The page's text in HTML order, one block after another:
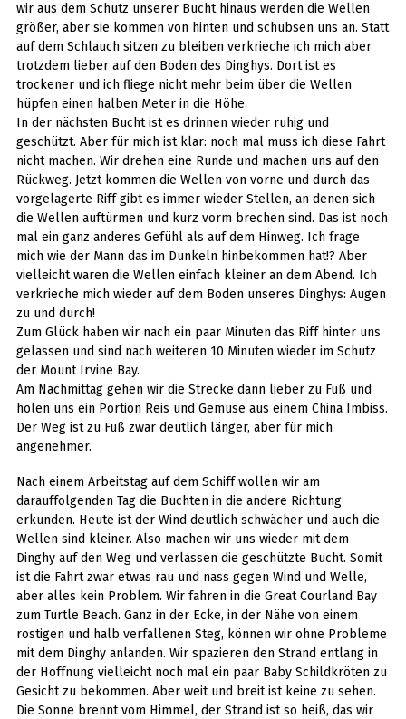
wir aus dem Schutz unserer Bucht hinaus werden die Wellen
größer, aber sie kommen von hinten und schubsen uns an. Statt
auf dem Schlauch sitzen zu bleiben verkrieche ich mich aber
trotzdem lieber auf den Boden des Dinghys. Dort ist es
trockener und ich fliege nicht mehr beim über die Wellen
hüpfen einen halben Meter in die Höhe.
In der nächsten Bucht ist es drinnen wieder ruhig und
geschützt. Aber für mich ist klar: noch mal muss ich diese Fahrt
nicht machen. Wir drehen eine Runde und machen uns auf den
Rückweg. Jetzt kommen die Wellen von vorne und durch das
vorgelagerte Riff gibt es immer wieder Stellen, an denen sich
die Wellen auftürmen und kurz vorm brechen sind. Das ist noch
mal ein ganz anderes Gefühl als auf dem Hinweg. Ich frage
mich wie der Mann das im Dunkeln hinbekommen hat!? Aber
vielleicht waren die Wellen einfach kleiner an dem Abend. Ich
verkrieche mich wieder auf dem Boden unseres Dinghys: Augen
zu und durch!
Zum Glück haben wir nach ein paar Minuten das Riff hinter uns
gelassen und sind nach weiteren 10 Minuten wieder im Schutz
der Mount Irvine Bay.
Am Nachmittag gehen wir die Strecke dann lieber zu Fuß und
holen uns ein Portion Reis und Gemüse aus einem China Imbiss.
Der Weg ist zu Fuß zwar deutlich länger, aber für mich
angenehmer.
Nach einem Arbeitstag auf dem Schiff wollen wir am
darauffolgenden Tag die Buchten in die andere Richtung
erkunden. Heute ist der Wind deutlich schwächer und auch die
Wellen sind kleiner. Also machen wir uns wieder mit dem
Dinghy auf den Weg und verlassen die geschützte Bucht. Somit
ist die Fahrt zwar etwas rau und nass gegen Wind und Welle,
aber alles kein Problem. Wir fahren in die Great Courland Bay
zum Turtle Beach. Ganz in der Ecke, in der Nähe von einem
rostigen und halb verfallenen Steg, können wir ohne Probleme
mit dem Dinghy anlanden. Wir spazieren den Strand entlang in
der Hoffnung vielleicht noch mal ein paar Baby Schildkröten zu
Gesicht zu bekommen. Aber weit und breit ist keine zu sehen.
Die Sonne brennt vom Himmel, der Strand ist so heiß, das wir